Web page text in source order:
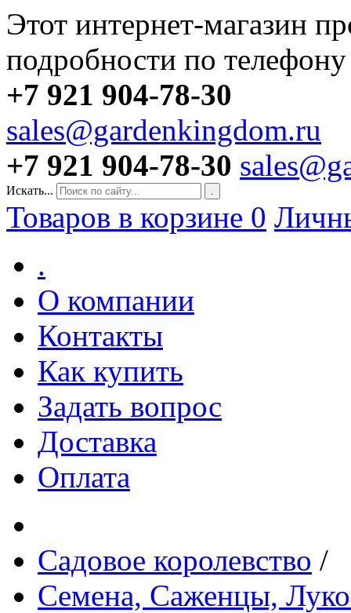
Этот интернет-магазин
подробности по телефону
+7 921 904-78-30
sales@gardenkingdom.ru
+7 921 904-78-30
Искать... .
Товаров в корзине 0
.
О компании
Контакты
Как купить
Задать вопрос
Доставка
Оплата
Садовое королевство /
Семена, Саженцы,